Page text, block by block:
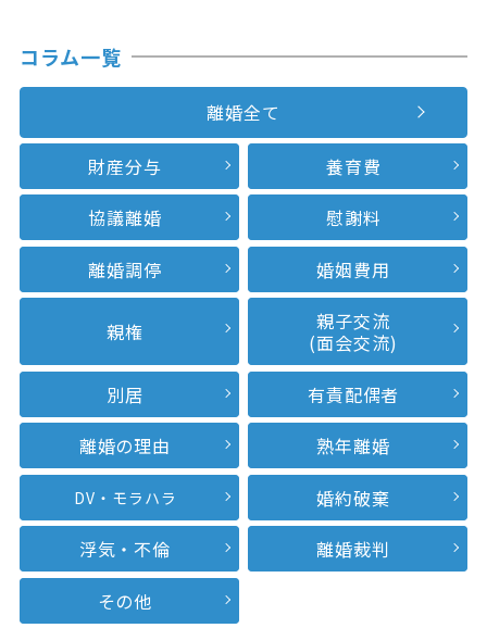
コラム一覧
離婚全て
財産分与
養育費
協議離婚
慰謝料
離婚調停
婚姻費用
親権
親子交流
(面会交流)
別居
有責配偶者
離婚の理由
熟年離婚
DV・モラハラ
婚約破棄
浮気・不倫
離婚裁判
その他